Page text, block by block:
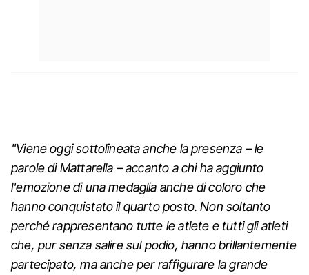
"Viene oggi sottolineata anche la presenza – le
parole di Mattarella – accanto a chi ha aggiunto
l'emozione di una medaglia anche di coloro che
hanno conquistato il quarto posto. Non soltanto
perché rappresentano tutte le atlete e tutti gli atleti
che, pur senza salire sul podio, hanno brillantemente
partecipato, ma anche per raffigurare la grande